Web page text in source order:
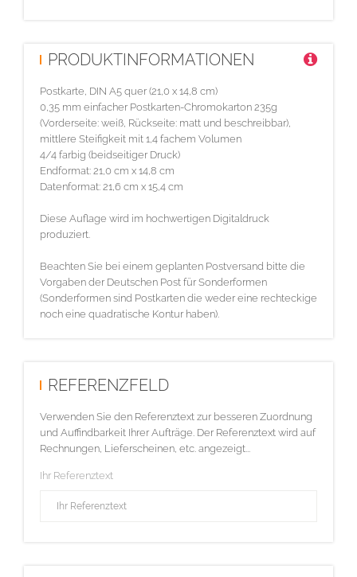
PRODUKTINFORMATIONEN
Postkarte, DIN A5 quer (21,0 x 14,8 cm)
0,35 mm einfacher Postkarten-Chromokarton 235g
(Vorderseite: weiß, Rückseite: matt und beschreibbar),
mittlere Steifigkeit mit 1,4 fachem Volumen
4/4 farbig (beidseitiger Druck)
Endformat: 21,0 cm x 14,8 cm
Datenformat: 21,6 cm x 15,4 cm
Diese Auflage wird im hochwertigen Digitaldruck
produziert.
Beachten Sie bei einem geplanten Postversand bitte die
Vorgaben der Deutschen Post für Sonderformen
(Sonderformen sind Postkarten die weder eine rechteckige
noch eine quadratische Kontur haben).
REFERENZFELD
Verwenden Sie den Referenztext zur besseren Zuordnung
und Auffindbarkeit Ihrer Aufträge. Der Referenztext wird auf
Rechnungen, Lieferscheinen, etc. angezeigt...
Ihr Referenztext